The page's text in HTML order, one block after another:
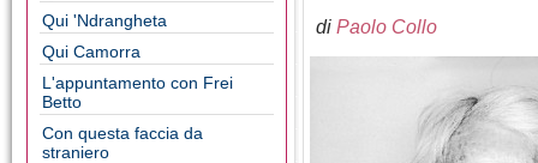
Qui 'Ndrangheta
Qui Camorra
L'appuntamento con Frei
Betto
Con questa faccia da
straniero
di Paolo Collo